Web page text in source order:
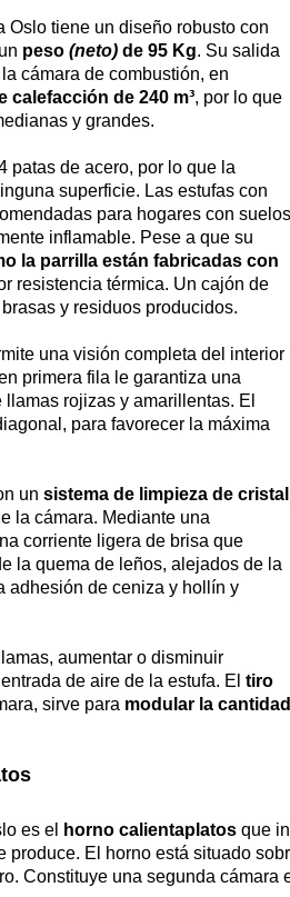
Oslo tiene un diseño robusto con
peso (neto) de 95 Kg. Su salida
cámara de combustión, en
calefacción de 240 m³, por lo que
y grandes.
patas de acero, por lo que la
superficie. Las estufas con
para hogares con suelos
inflamable. Pese a que su
la parrilla están fabricadas con
resistencia térmica. Un cajón de
y residuos producidos.
una visión completa del interior
primera fila le garantiza una
rojizas y amarillentas. El
para favorecer la máxima
un sistema de limpieza de cristal
la cámara. Mediante una
corriente ligera de brisa que
la quema de leños, alejados de la
adhesión de ceniza y hollín y
aumentar o disminuir
de aire de la estufa. El tiro
sirve para modular la cantidad
es el horno calientaplatos que
El horno está situado
Constituye una segunda